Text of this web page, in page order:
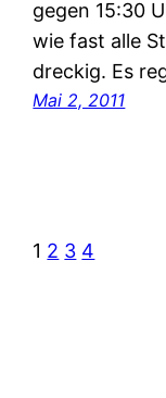
gegen 15:30
wie fast alle
dreckig. Es
Mai 2, 2011
1 2 3 4